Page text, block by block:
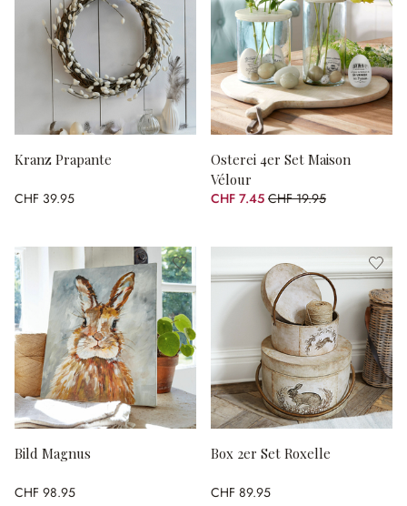
Kranz Prapante
CHF 39.95
Osterei 4er Set Maison
Vélour
CHF 7.45 CHF 19.95
(62.66% gespart)
Bild Magnus
CHF 98.95
Box 2er Set Roxelle
CHF 89.95